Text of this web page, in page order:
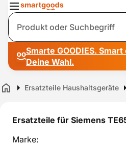
Suche
Smarte GOODIES.
Deine Wahl.
Home Ersatzteile Haushaltsgeräte
Ersatzteile für Siemens
Marke: